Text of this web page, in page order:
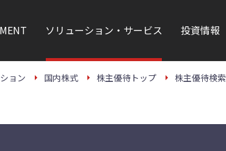
ソリューション・サービス 投資情報
ョン 国内株式 株主優待トップ 株主優待検索